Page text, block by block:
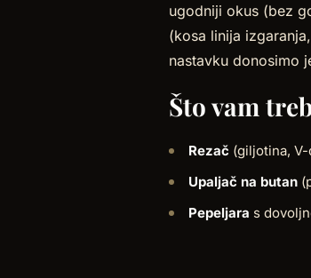
ugodniji okus (bez
(kosa linija
nastavku donosimo
Što vam
Rezač (giljotina,
Upaljač na butan
Pepeljara s